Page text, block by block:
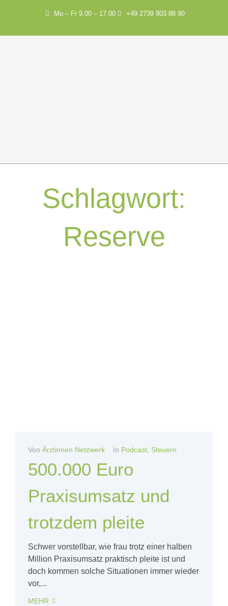
Mo – Fr 9.00 – 17.00 +49 2739 803 88 90
Schlagwort:
Reserve
Von Ärztinnen Netzwerk In Podcast Steuern
500.000 Euro
Praxisumsatz und
trotzdem pleite
Schwer vorstellbar, wie frau trotz einer halben
Million Praxisumsatz praktisch pleite ist und
doch kommen solche Situationen immer wieder
vor,...
MEHR